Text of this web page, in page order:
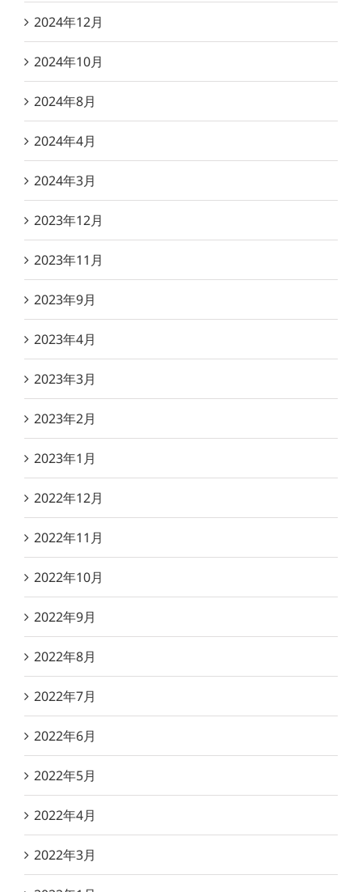
2024年12月
2024年10月
2024年8月
2024年4月
2024年3月
2023年12月
2023年11月
2023年9月
2023年4月
2023年3月
2023年2月
2023年1月
2022年12月
2022年11月
2022年10月
2022年9月
2022年8月
2022年7月
2022年6月
2022年5月
2022年4月
2022年3月